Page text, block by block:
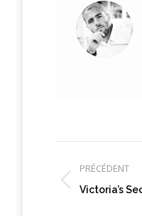
articlePRÉCÉDENT
Article
Victoria’s